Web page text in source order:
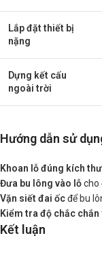
Lắp đặt thiết bị
nặng
Dựng kết cấu
ngoài trời
Hướng dẫn sử
Khoan lỗ đúng kích
Đưa bu lông vào lỗcho
Vặn siết đai ốcđể bu
Kiểm tra độ chắc chắn
Kết luận